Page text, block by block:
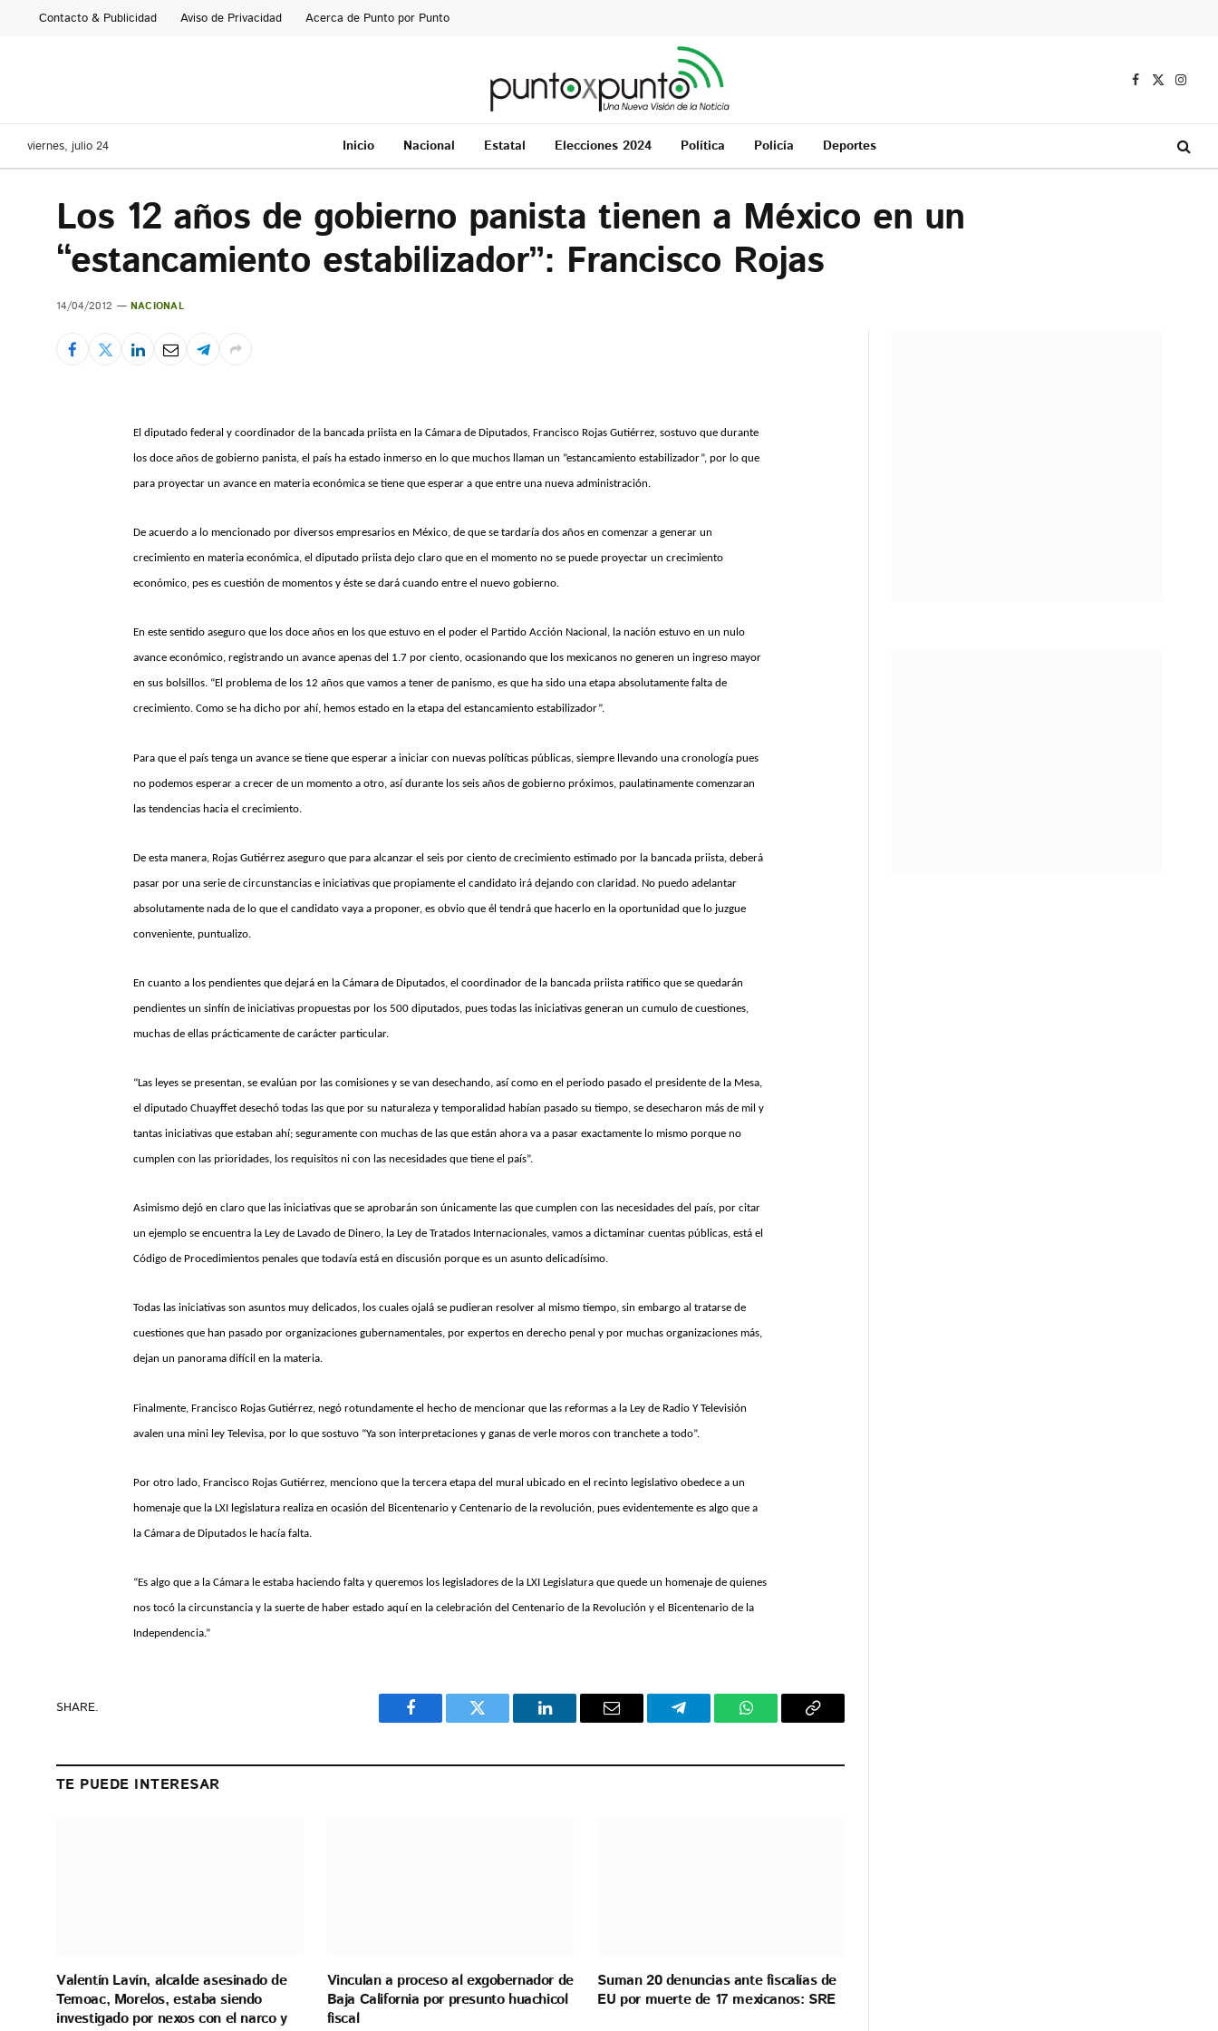
Contacto & Publicidad Aviso de Privacidad Acerca de Punto por Punto
Facebook
X
viernes, julio 24 Inicio Nacional Estatal Elecciones 2024 Política Policía Deportes
Los 12 años de gobierno panista tienen a México en un
“estancamiento estabilizador”: Francisco Rojas
14/04/2012 NACIONAL
El diputado federal y coordinador de la bancada priista en la Cámara de Diputados, Francisco Rojas Gutiérrez, sostuvo que durante
los doce años de gobierno panista, el país ha estado inmerso en lo que muchos llaman un “estancamiento estabilizador”, por lo que
para proyectar un avance en materia económica se tiene que esperar a que entre una nueva administración.
De acuerdo a lo mencionado por diversos empresarios en México, de que se tardaría dos años en comenzar a generar un
crecimiento en materia económica, el diputado priista dejo claro que en el momento no se puede proyectar un crecimiento
económico, pes es cuestión de momentos y éste se dará cuando entre el nuevo gobierno.
En este sentido aseguro que los doce años en los que estuvo en el poder el Partido Acción Nacional, la nación estuvo en un nulo
avance económico, registrando un avance apenas del 1.7 por ciento, ocasionando que los mexicanos no generen un ingreso mayor
en sus bolsillos. “El problema de los 12 años que vamos a tener de panismo, es que ha sido una etapa absolutamente falta de
crecimiento. Como se ha dicho por ahí, hemos estado en la etapa del estancamiento estabilizador”.
Para que el país tenga un avance se tiene que esperar a iniciar con nuevas políticas públicas, siempre llevando una cronología pues
no podemos esperar a crecer de un momento a otro, así durante los seis años de gobierno próximos, paulatinamente comenzaran
las tendencias hacia el crecimiento.
De esta manera, Rojas Gutiérrez aseguro que para alcanzar el seis por ciento de crecimiento estimado por la bancada priista, deberá
pasar por una serie de circunstancias e iniciativas que propiamente el candidato irá dejando con claridad. No puedo adelantar
absolutamente nada de lo que el candidato vaya a proponer, es obvio que él tendrá que hacerlo en la oportunidad que lo juzgue
conveniente, puntualizo.
En cuanto a los pendientes que dejará en la Cámara de Diputados, el coordinador de la bancada priista ratifico que se quedarán
pendientes un sinfín de iniciativas propuestas por los 500 diputados, pues todas las iniciativas generan un cumulo de cuestiones,
muchas de ellas prácticamente de carácter particular.
“Las leyes se presentan, se evalúan por las comisiones y se van desechando, así como en el periodo pasado el presidente de la Mesa,
el diputado Chuayffet desechó todas las que por su naturaleza y temporalidad habían pasado su tiempo, se desecharon más de mil y
tantas iniciativas que estaban ahí; seguramente con muchas de las que están ahora va a pasar exactamente lo mismo porque no
cumplen con las prioridades, los requisitos ni con las necesidades que tiene el país”.
Asimismo dejó en claro que las iniciativas que se aprobarán son únicamente las que cumplen con las necesidades del país, por citar
un ejemplo se encuentra la Ley de Lavado de Dinero, la Ley de Tratados Internacionales, vamos a dictaminar cuentas públicas, está el
Código de Procedimientos penales que todavía está en discusión porque es un asunto delicadísimo.
Todas las iniciativas son asuntos muy delicados, los cuales ojalá se pudieran resolver al mismo tiempo, sin embargo al tratarse de
cuestiones que han pasado por organizaciones gubernamentales, por expertos en derecho penal y por muchas organizaciones más,
dejan un panorama difícil en la materia.
Finalmente, Francisco Rojas Gutiérrez, negó rotundamente el hecho de mencionar que las reformas a la Ley de Radio Y Televisión
avalen una mini ley Televisa, por lo que sostuvo “Ya son interpretaciones y ganas de verle moros con tranchete a todo”.
Por otro lado, Francisco Rojas Gutiérrez, menciono que la tercera etapa del mural ubicado en el recinto legislativo obedece a un
homenaje que la LXI legislatura realiza en ocasión del Bicentenario y Centenario de la revolución, pues evidentemente es algo que a
la Cámara de Diputados le hacía falta.
“Es algo que a la Cámara le estaba haciendo falta y queremos los legisladores de la LXI Legislatura que quede un homenaje de quienes
nos tocó la circunstancia y la suerte de haber estado aquí en la celebración del Centenario de la Revolución y el Bicentenario de la
Independencia.”
SHARE.
Facebook Twitter LinkedIn Email Telegram WhatsAppCopy
TE PUEDE INTERESAR
Valentín Lavín, alcalde asesinado de
Temoac, Morelos, estaba siendo
investigado por nexos con el narco y
Vinculan a proceso al exgobernador de
Baja California por presunto huachicol
fiscal
Suman 20 denuncias ante fiscalías de
EU por muerte de 17 mexicanos: SRE